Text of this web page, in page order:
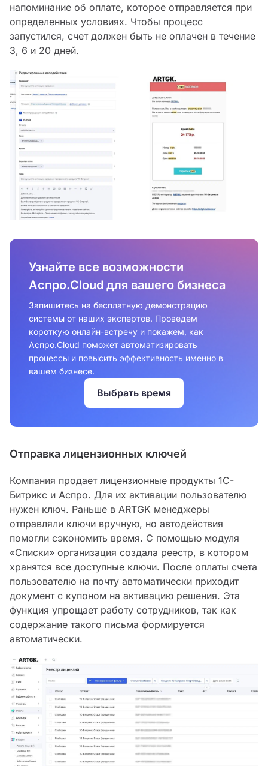
напоминание об оплате, которое отправляется при
определенных условиях. Чтобы процесс
запустился, счет должен быть не оплачен в течение
3, 6 и 20 дней.
Узнайте все возможности
Аспро.Cloud для вашего бизнеса
Запишитесь на бесплатную демонстрацию
системы от наших экспертов. Проведем
короткую онлайн-встречу и покажем, как
Аспро.Cloud поможет автоматизировать
процессы и повысить эффективность именно в
вашем бизнесе.
Выбрать время
Отправка лицензионных ключей
Компания продает лицензионные продукты 1С-
Битрикс и Аспро. Для их активации пользователю
нужен ключ. Раньше в ARTGK менеджеры
отправляли ключи вручную, но автодействия
помогли сэкономить время. С помощью модуля
«Списки» организация создала реестр, в котором
хранятся все доступные ключи. После оплаты счета
пользователю на почту автоматически приходит
документ с купоном на активацию решения. Эта
функция упрощает работу сотрудников, так как
содержание такого письма формируется
автоматически.